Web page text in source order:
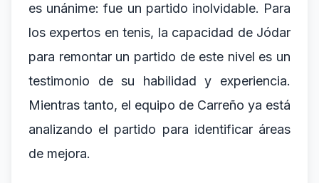
es unánime: fue un partido inolvidable. Para
los expertos en tenis, la capacidad de Jódar
para remontar un partido de este nivel es un
testimonio de su habilidad y experiencia.
Mientras tanto, el equipo de Carreño ya está
analizando el partido para identificar áreas
de mejora.